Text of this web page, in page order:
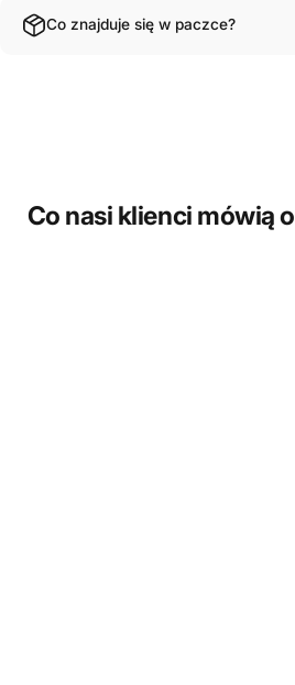
Co znajduje się w paczce?
Co nasi klienci mówią